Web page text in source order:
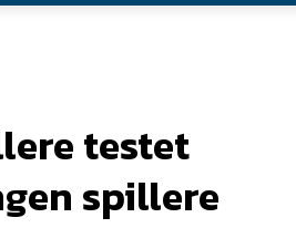
testet
spillere